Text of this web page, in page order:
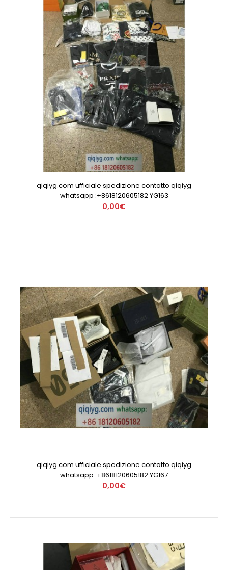
qiqiyg.com ufficiale spedizione contatto qiqiyg
whatsapp :+8618120605182 YG163
0,00€
qiqiyg.com ufficiale spedizione contatto qiqiyg
whatsapp :+8618120605182 YG167
0,00€